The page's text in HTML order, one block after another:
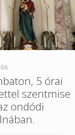
5 órai
szentmise
ondódi